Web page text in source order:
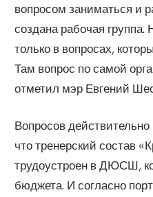
вопросом заниматься и
создана рабочая группа.
только в вопросах,
Там вопрос по самой
отметил мэр Евгений
Вопросов
что тренерский состав
трудоустроен в ДЮСШ,
бюджета. И согласно